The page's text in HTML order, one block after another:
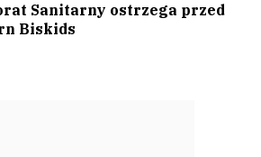
Sanitarny ostrzega przed
Biskids